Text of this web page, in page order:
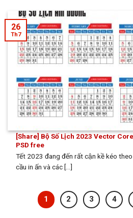
[Share] Bộ Số Lịch 2023 Vector
PSD free
Tết 2023 đang đến rất cận kề kéo theo
cầu in ấn và các [...]
26
Th7
1 2 3 4